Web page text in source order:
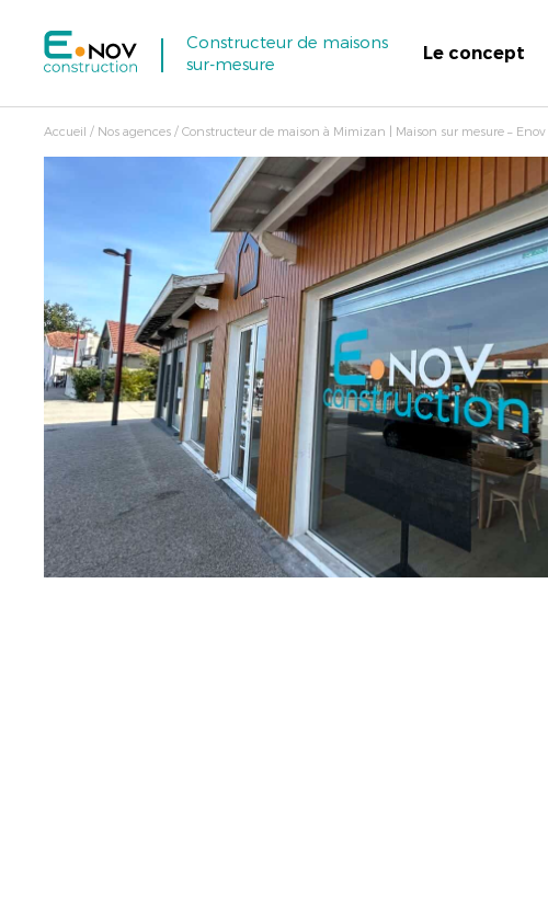
Constructeur de maisons
sur-mesure
Le concept
Accueil / Nos agences /Constructeur de maison à Mimizan | Maison sur mesure – Enov